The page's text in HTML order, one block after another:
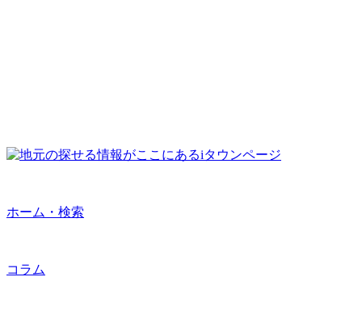
ホーム・検索
コラム